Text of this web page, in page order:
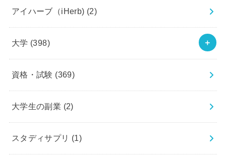
アイハーブ（iHerb) (2)
大学 (398)
資格・試験 (369)
大学生の副業 (2)
スタディサプリ (1)